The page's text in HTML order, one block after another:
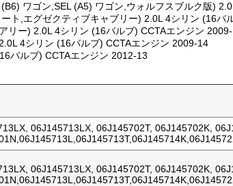
ワゴン,SEL (A5) ワゴン,ウォルフスブルク版)
ト,エグゼクティブキャブリー) 2.0L 4シリン (16バ
リー) 2.0L 4シリン (16バルブ) CCTAエンジン
4シリン (16バルブ) CCTAエンジン 2009-14
バルブ) CCTAエンジン 2012-13
06J145713LX, 06J145702T, 06J145702K,
06J145713LX, 06J145702T, 06J145702K,